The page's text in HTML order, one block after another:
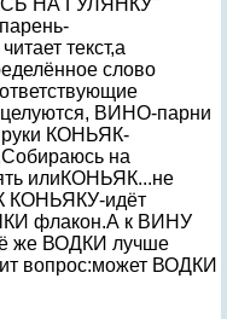
НА ГУЛЯНКУ"
текст,а
слово
ВИНО-парни
руки КОНЬЯК-
на
илиКОНЬЯК...не
КОНЬЯКУ-идёт
флакон.А к ВИНУ
же ВОДКИ лучше
вопрос:может ВОДКИ